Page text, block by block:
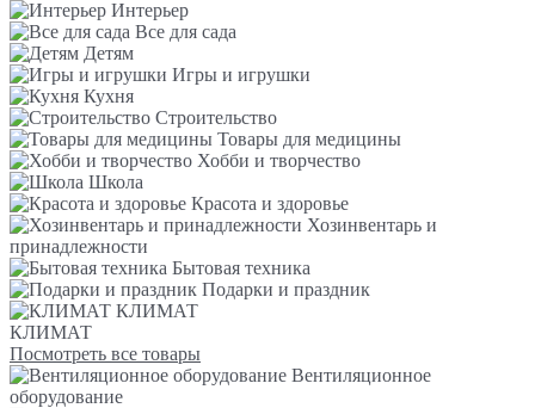
Интерьер
Все для сада
Детям
Игры и игрушки
Кухня
Строительство
Товары для медицины
Хобби и творчество
Школа
Красота и здоровье
Хозинвентарь и
принадлежности
Бытовая техника
Подарки и праздник
КЛИМАТ
КЛИМАТ
Посмотреть все товары
Вентиляционное
оборудование